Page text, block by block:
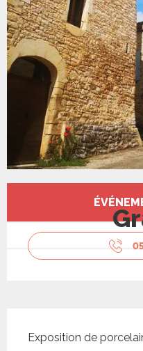
Ouverture et
Exposition de